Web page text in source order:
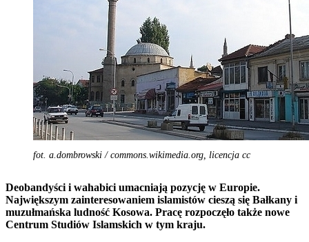
fot. a.dombrowski / commons.wikimedia.org, licencja cc
Deobandyści i wahabici umacniają pozycję w Europie.
Największym zainteresowaniem islamistów cieszą się Bałkany i
muzułmańska ludność Kosowa. Pracę rozpoczęło także nowe
Centrum Studiów Islamskich w tym kraju.